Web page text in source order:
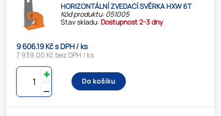
HORIZONTÁLNÍ ZVEDACÍ SVĚRKA HXW 6T
Kód produktu: 051005
Stav skladu: Dostupnost 2-3 dny
9 606.19 Kč s DPH / ks
7 939.00 Kč bez DPH / ks
⚊
✚
Do košíku